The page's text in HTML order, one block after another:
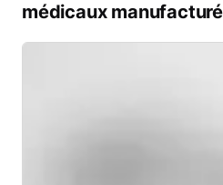
médicaux